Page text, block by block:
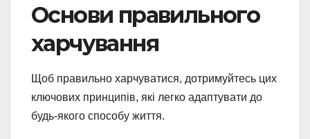
Основи правильного
харчування
Щоб правильно харчуватися, дотримуйтесь цих
ключових принципів, які легко адаптувати до
будь-якого способу життя.